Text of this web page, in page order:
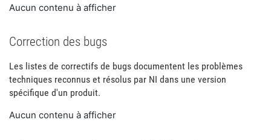
Aucun contenu à afficher
Correction des bugs
Les listes de correctifs de bugs documentent les problèmes
techniques reconnus et résolus par NI dans une version
spécifique d'un produit.
Aucun contenu à afficher